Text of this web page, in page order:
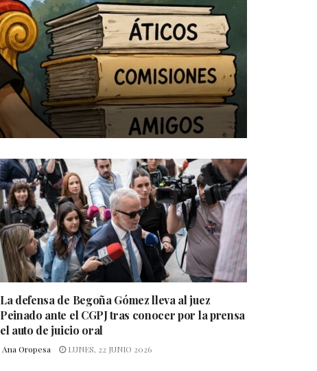
La defensa de Begoña Gómez lleva al juez
Peinado ante el CGPJ tras conocer por la prensa
el auto de juicio oral
Ana Oropesa LUNES, 22 JUNIO 2026